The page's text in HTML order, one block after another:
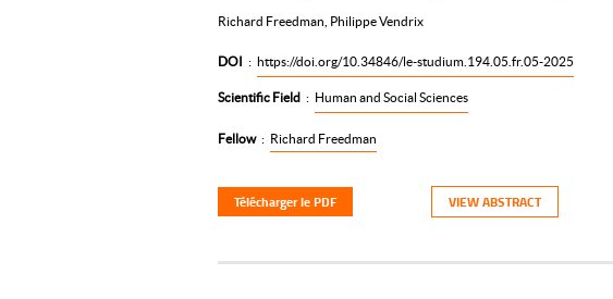
Richard Freedman, Philippe Vendrix
DOI : https://doi.org/10.34846/le-studium.194.05.fr.05-2025
Scientific Field : Human and Social Sciences
Fellow : Richard Freedman
Télécharger le PDF VIEW ABSTRACT